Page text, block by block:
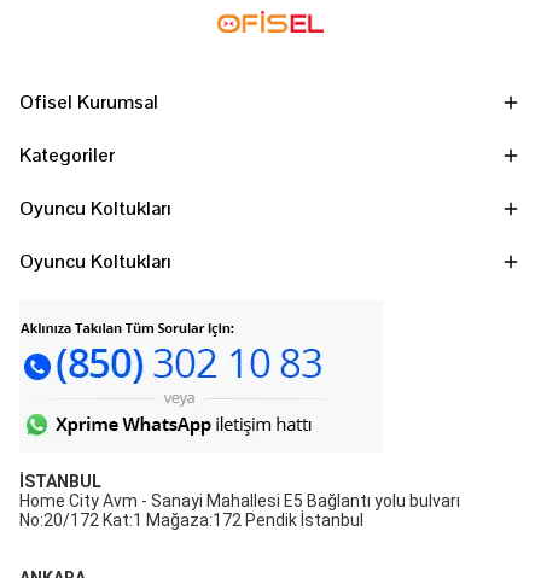
Ofisel Kurumsal
Kategoriler
Oyuncu Koltukları
Oyuncu Koltukları
İSTANBUL
Home City Avm - Sanayi Mahallesi E5 Bağlantı yolu bulvarı
No:20/172 Kat:1 Mağaza:172 Pendik İstanbul